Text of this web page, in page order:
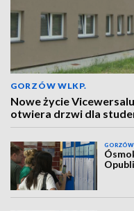
GORZÓW WLKP.
Nowe życie
otwiera drzwi dla